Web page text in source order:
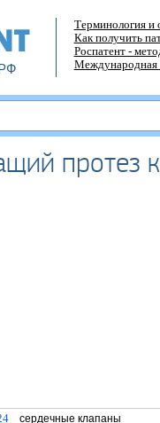
Терминология и
Как получить
Роспатент -
Международная
протез
сердечные клапаны